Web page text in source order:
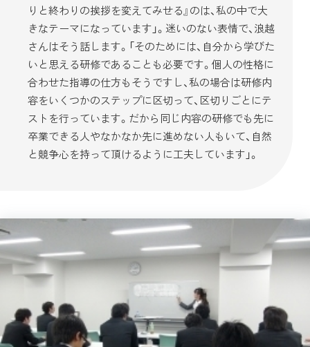
りと終わりの挨拶を変えてみせる』のは、私の中で大
きなテーマになっています」。迷いのない表情で、浪越
さんはそう話します。「そのためには、自分から学びた
いと思える研修であることも必要です。個人の性格に
合わせた指導の仕方もそうですし、私の場合は研修内
容をいくつかのステップに区切って、区切りごとにテ
ストを行っています。だから同じ内容の研修でも先に
卒業できる人やなかなか先に進めない人もいて、自然
と競争心を持って頂けるように工夫しています」。